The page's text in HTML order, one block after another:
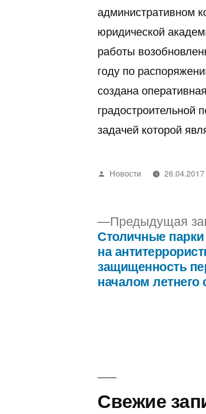
административном
юридической
работы
году по
создана
градостроительной
задачей которой
Написано
Новости 26.04.2017
Навигация
Предыдущая
Столичные
на
защищенность
началом летнего
Свежие